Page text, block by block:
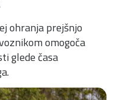
ohranja prejšnjo
omogoča
glede časa